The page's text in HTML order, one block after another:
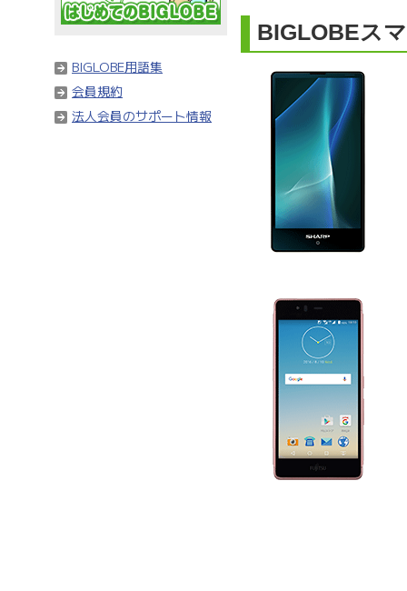
BIGLOBEス
BIGLOBE用語集
会員規約
法人会員のサポート情報